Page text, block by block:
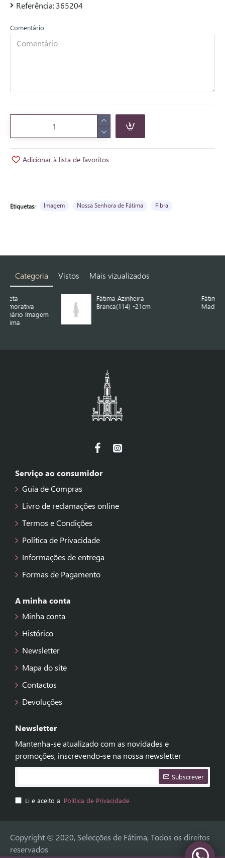
Referência:365204
Comentário
Adicionar à lista de favoritos
Etiquetas: Imagem Nossa Senhora de Fátima Fibra
Categoria Vistos Mais vizualizados
Fátima Azinheira
Branca(114) -21cm
Fátima Azinheira de
Madeira 1.05 m
Serviço ao consumidor
Guia de Compras
Livro de reclamações online
Termos e Condições
Política de Privacidade
Informações de entrega
Formas de Pagamento
A minha conta
Minha conta
Histórico
Newsletter
Mapa do site
Contactos
Devoluções
Newsletter
Mantenha-se atualizado com as novidades e
promoções, inscrevendo-se na nossa newsletter
Subscrever
Li e aceito a Política de Privacidade
Copyright © 2020, Selecções de Fátima, Todos os direitos
reservados